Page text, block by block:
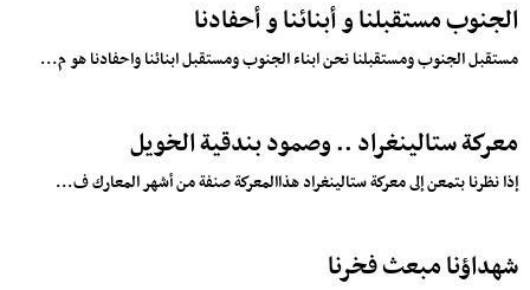
الجنوب مستقبلنا و أبنائنا و أحفادنا
مستقبل الجنوب ومستقبلنا نحن ابناء الجنوب ومستقبل ابنائنا واحفادنا هو م...
معركة ستالينغراد .. وصمود بندقية الخويل
إذا نظرنا بتمعن إلى معركة ستالينغراد هذاالمعركة صنفة من أشهر المعارك ف...
شهداؤنا مبعث فخرنا